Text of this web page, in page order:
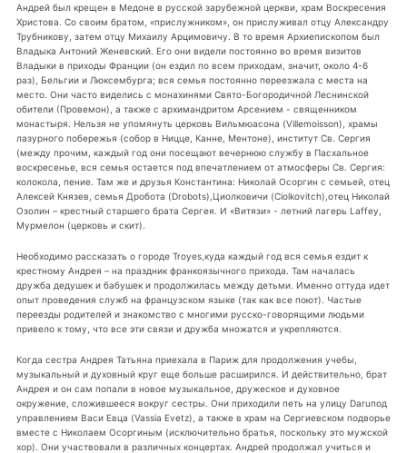
Андрей был крещен в Медоне в русской зарубежной церкви, храм Воскресения
Христова. Со своим братом, «прислужником», он прислуживал отцу Александру
Трубникову, затем отцу Михаилу Арцимовичу. В то время Архиепископом был
Владыка Антоний Женевский. Его они видели постоянно во время визитов
Владыки в приходы Франции (он ездил по всем приходам, значит, около 4-6
раз), Бельгии и Люксембурга; вся семья постоянно переезжала с места на
место. Они часто виделись с монахинями Свято-Богородичной Леснинской
обители (Провемон), а также с архимандритом Арсением - священником
монастыря. Нельзя не упомянуть церковь Вильмюасона (Villemoisson), храмы
лазурного побережья (собор в Ницце, Канне, Ментоне), институт Св. Сергия
(между прочим, каждый год они посещают вечернюю службу в Пасхальное
воскресенье, вся семья остается под впечатлением от атмосферы Св. Сергия:
колокола, пение. Там же и друзья Константина: Николай Осоргин с семьей, отец
Алексей Князев, семья Дробота (Drobots),Циолковичи (Ciolkovitch),отец Николай
Озолин – крестный старшего брата Сергея. И «Витязи» - летний лагерь Laffey,
Мурмелон (церковь и скит).
Необходимо рассказать о городе Troyes,куда каждый год вся семья ездит к
крестному Андрея – на праздник франкоязычного прихода. Там началась
дружба дедушек и бабушек и продолжилась между детьми. Именно оттуда идет
опыт проведения служб на французском языке (так как все поют). Частые
переезды родителей и знакомство с многими русско-говорящими людьми
привело к тому, что все эти связи и дружба множатся и укрепляются.
Когда сестра Андрея Татьяна приехала в Париж для продолжения учебы,
музыкальный и духовный круг еще больше расширился. И действительно, брат
Андрея и он сам попали в новое музыкальное, дружеское и духовное
окружение, сложившееся вокруг сестры. Они приходили петь на улицу Daruпод
управлением Васи Евца (Vassia Evetz), а также в храм на Сергиевском подворье
вместе с Николаем Осоргиным (исключительно братья, поскольку это мужской
хор). Они участвовали в различных концертах. Андрей продолжал учиться и